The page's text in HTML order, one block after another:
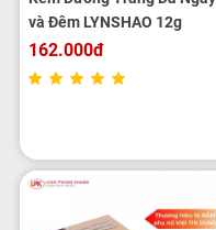
và Đêm LYNSHAO 12g
162.000đ